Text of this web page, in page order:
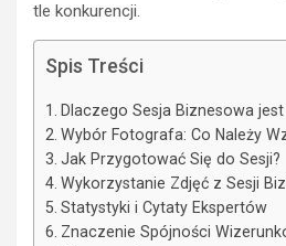
tle konkurencji.
Spis Treści
Dlaczego Sesja Biznesowa jest
Wybór Fotografa: Co Należy
Jak Przygotować Się do Sesji?
Wykorzystanie Zdjęć z Sesji
Statystyki i Cytaty Ekspertów
Znaczenie Spójności